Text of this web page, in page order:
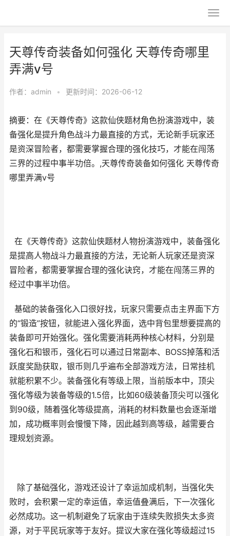
天尊传奇装备如何强化 天尊传奇哪里
弄满v号
作者： admin • 更新时间：2026-06-12
摘要：在《天尊传奇》这款仙侠题材角色扮演游戏中，装
备强化是提升角色战斗力最直接的方式，无论新手玩家还
是资深冒险者，都需要掌握合理的强化技巧，才能在闯荡
三界的过程中事半功倍。,天尊传奇装备如何强化 天尊传奇
哪里弄满v号
在《天尊传奇》这款仙侠题材人物扮演游戏中，装备强化
是提高人物战斗力最直接的方法，无论新人玩家还是资深
冒险者，都需要掌握合理的强化诀窍，才能在闯荡三界的
经过中事半功倍。
基础的装备强化入口很好找，玩家只需要点击主界面下方
的“锻造”按钮，就能进入强化界面，选中背包里想要提高的
装备即可开始强化。强化需要消耗两种核心材料，分别是
强化石和银币，强化石可以通过日常副本、BOSS掉落和活
跃度奖励获取，银币则几乎遍布全部游戏方法，日常挂机
就能积累不少。装备强化有等级上限，当前版本中，顶尖
强化等级为装备等级的1.5倍，比如60级装备顶尖可以强化
到90级，随着强化等级提高，消耗的材料数量也会逐渐增
加，成功概率则会慢慢下降，因此越到高等级，越需要合
理规划资源。
除了基础强化，游戏还设计了幸运加成机制，当强化失
败时，会积累一定的幸运值，幸运值叠满后，下一次强化
必然成功。这一机制避免了玩家由于连续失败损失太多资
源，对于平民玩家等于友好。提议大家在强化等级超过15